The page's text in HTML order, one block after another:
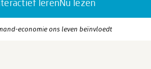
lerenNu lezen
economie ons leven beïnvloedt